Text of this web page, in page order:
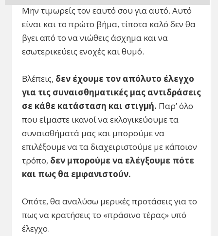
Μην τιμωρείς τον εαυτό σου για αυτό. Αυτό
είναι και το πρώτο βήμα, τίποτα καλό δεν θα
βγει από το να νιώθεις άσχημα και να
εσωτερικεύεις ενοχές και θυμό.
Βλέπεις, δεν έχουμε τον απόλυτο έλεγχο
για τις συναισθηματικές μας αντιδράσεις
σε κάθε κατάσταση και στιγμή. Παρ’ όλο
που είμαστε ικανοί να εκλογικεύουμε τα
συναισθήματά μας και μπορούμε να
επιλέξουμε να τα διαχειριστούμε με κάποιον
τρόπο, δεν μπορούμε να ελέγξουμε πότε
και πως θα εμφανιστούν.
Οπότε, θα αναλύσω μερικές προτάσεις για το
πως να κρατήσεις το «πράσινο τέρας» υπό
έλεγχο.